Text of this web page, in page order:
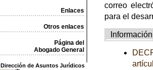
Enlaces
Otros enlaces
Página del
Abogado General
Dirección de Asuntos Jurídicos
correo
para el
Información